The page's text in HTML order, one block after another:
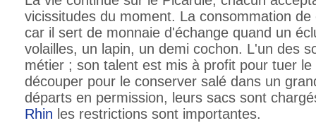
vicissitudes du moment. La consommation
car il sert de monnaie d'échange quand un
volailles, un lapin, un demi cochon. L'un des
métier ; son talent est mis à profit pour tuer
découper pour le conserver salé dans un
départs en permission, leurs sacs sont
Rhin les restrictions sont importantes.